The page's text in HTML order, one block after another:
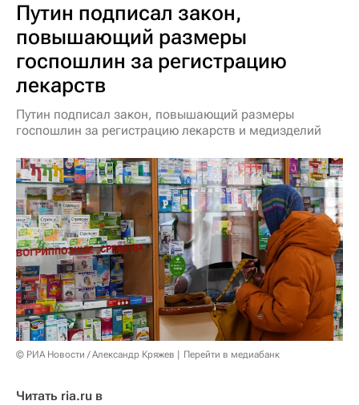
Путин подписал закон,
повышающий размеры
госпошлин за регистрацию
лекарств
Путин подписал закон, повышающий размеры
госпошлин за регистрацию лекарств и медизделий
© РИА Новости / Александр Кряжев Перейти в медиабанк
Читать ria.ru в